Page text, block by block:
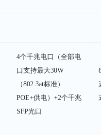
4个千兆电口（全部电
口支持最大30W
（802.3at标准）
POE+供电）+2个千兆
SFP光口